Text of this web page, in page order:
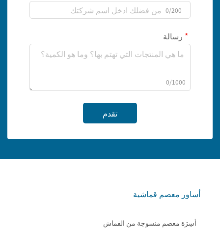
0/200
رسالة
0/1000
تقدم
أساور معصم قماشية
أسِرَة معصم منسوجة من القماش